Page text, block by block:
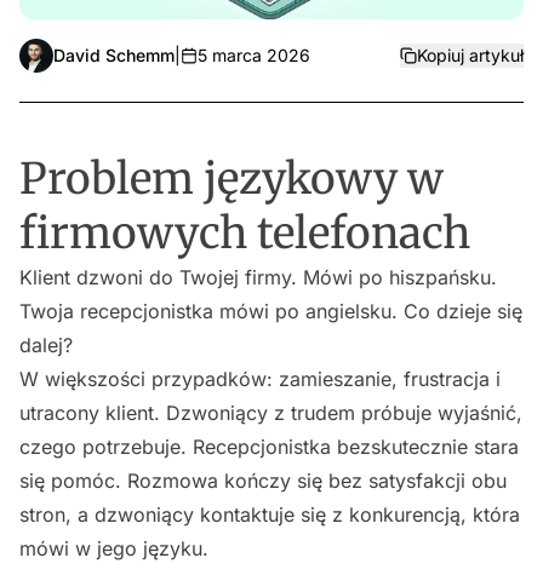
David Schemm 5 marca 2026 Kopiuj artykuł
Problem językowy w
firmowych telefonach
Klient dzwoni do Twojej firmy. Mówi po hiszpańsku.
Twoja recepcjonistka mówi po angielsku. Co dzieje się
dalej?
W większości przypadków: zamieszanie, frustracja i
utracony klient. Dzwoniący z trudem próbuje wyjaśnić,
czego potrzebuje. Recepcjonistka bezskutecznie stara
się pomóc. Rozmowa kończy się bez satysfakcji obu
stron, a dzwoniący kontaktuje się z konkurencją, która
mówi w jego języku.